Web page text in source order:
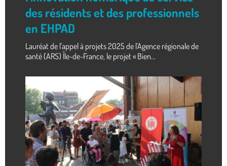
des résidents et des professionnels
en EHPAD
Lauréat de l'appel à projets 2025 de l'Agence régionale de
santé (ARS) Île-de-France, le projet « Bien...